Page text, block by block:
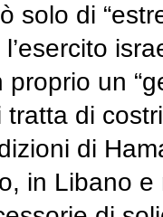
solo di
l’esercito
un
di
di
in Libano